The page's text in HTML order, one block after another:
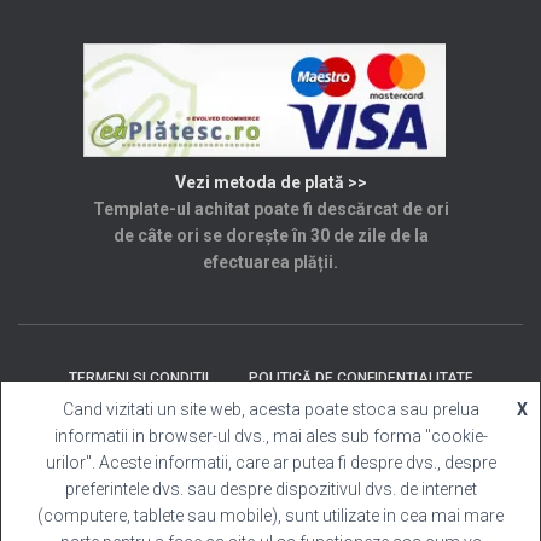
Vezi metoda de plată >>
Template-ul achitat poate fi descărcat de ori
de câte ori se dorește în 30 de zile de la
efectuarea plății.
TERMENI SI CONDITII POLITICĂ DE CONFIDENȚIALITATE
SOLUȚIONAREA LITIGIILOR ANPC CONTACT
Template Cabina Foto| Copyright © 2025 Toate
Cand vizitati un site web, acesta poate stoca sau prelua
informatii in browser-ul dvs., mai ales sub forma "cookie-
urilor". Aceste informatii, care ar putea fi despre dvs., despre
preferintele dvs. sau despre dispozitivul dvs. de internet
(computere, tablete sau mobile), sunt utilizate in cea mai mare
X